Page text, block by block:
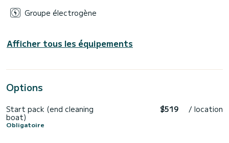
Groupe électrogène
Afficher tous les équipements
Options
Start pack (end cleaning
boat)
Obligatoire
$519 / location